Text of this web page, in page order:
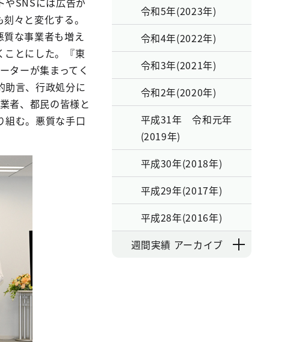
々と変化する。
な事業者も増え
ことにした。『東
ターが集まってく
助言、行政処分に
者、都民の皆様と
組む。悪質な手口
令和5年(2023年)
令和4年(2022年)
令和3年(2021年)
令和2年(2020年)
平成31年 令和元年
(2019年)
平成30年(2018年)
平成29年(2017年)
平成28年(2016年)
週間実績 アーカイブ